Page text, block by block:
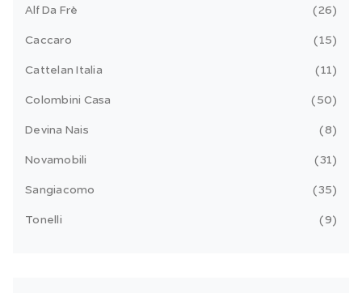
Alf Da Frè 26
Caccaro 15
Cattelan Italia 11
Colombini Casa 50
Devina Nais 8
Novamobili 31
Sangiacomo 35
Tonelli 9